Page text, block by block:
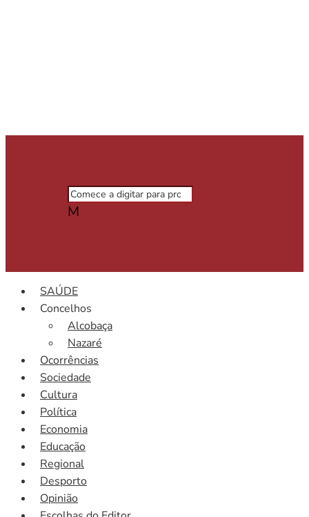
M
SAÚDE
Concelhos
Alcobaça
Nazaré
Ocorrências
Sociedade
Cultura
Política
Economia
Educação
Regional
Desporto
Opinião